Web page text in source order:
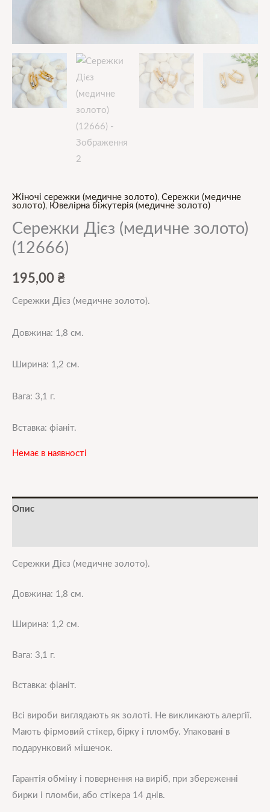
Жіночі сережки (медичне золото), Сережки (медичне
золото), Ювелірна біжутерія (медичне золото)
Сережки Дієз (медичне золото)
(12666)
195,00 ₴
Сережки Дієз (медичне золото).
Довжина: 1,8 см.
Ширина: 1,2 см.
Вага: 3,1 г.
Вставка: фіаніт.
Немає в наявності
Опис
Сережки Дієз (медичне золото).
Довжина: 1,8 см.
Ширина: 1,2 см.
Вага: 3,1 г.
Вставка: фіаніт.
Всі вироби виглядають як золоті. Не викликають алергії.
Мають фірмовий стікер, бірку і пломбу. Упаковані в
подарунковий мішечок.
Гарантія обміну і повернення на виріб, при збереженні
бирки і пломби, або стікера 14 днів.